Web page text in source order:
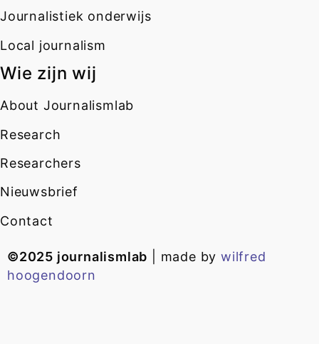
Journalistiek onderwijs
Local journalism
Wie zijn wij
About Journalismlab
Research
Researchers
Nieuwsbrief
Contact
©2025 journalismlab | made bywilfred
hoogendoorn